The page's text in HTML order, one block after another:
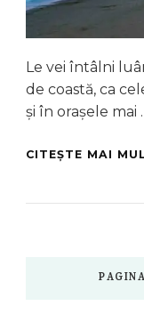
Le vei întâlni
de coastă, ca
și în orașele mai
CITEȘTE MAI